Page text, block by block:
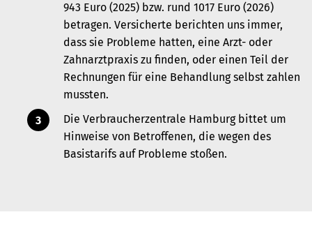
943 Euro (2025) bzw. rund 1017 Euro (2026)
betragen. Versicherte berichten uns immer,
dass sie Probleme hatten, eine Arzt- oder
Zahnarztpraxis zu finden, oder einen Teil der
Rechnungen für eine Behandlung selbst zahlen
mussten.
Die Verbraucherzentrale Hamburg bittet um
Hinweise von Betroffenen, die wegen des
Basistarifs auf Probleme stoßen.